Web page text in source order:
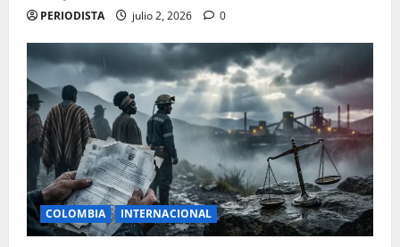
PERIODISTA julio 2, 2026 0
COLOMBIA INTERNACIONAL